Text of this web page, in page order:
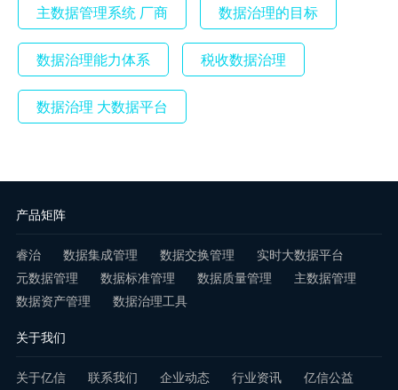
主数据管理系统 厂商 数据治理的目标
数据治理能力体系 税收数据治理
数据治理 大数据平台
产品矩阵
睿治 数据集成管理 数据交换管理
实时大数据平台
元数据管理
数据标准管理 数据质量管理
主数据管理
数据资产管理
数据治理工具
关于我们
关于亿信 联系我们 企业动态 行业资讯 亿信公益